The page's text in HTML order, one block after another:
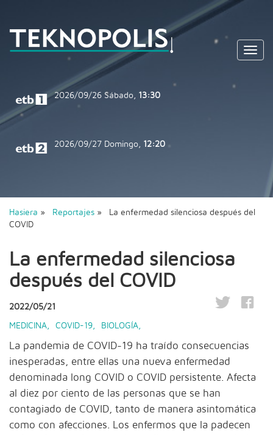
2026/09/26 Sábado, 13:30
2026/09/27 Domingo, 12:20
Hasiera » Reportajes » La enfermedad silenciosa después del
COVID
La enfermedad silenciosa
después del COVID
2022/05/21
MEDICINA COVID-19 BIOLOGÍA
La pandemia de COVID-19 ha traído consecuencias
inesperadas, entre ellas una nueva enfermedad
denominada long COVID o COVID persistente. Afecta
al diez por ciento de las personas que se han
contagiado de COVID, tanto de manera asintomática
como con afecciones. Los enfermos que la padecen